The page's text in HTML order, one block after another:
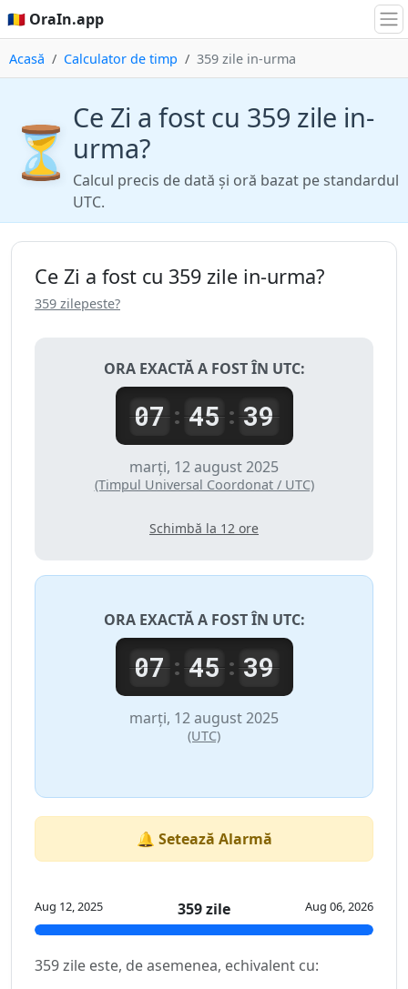
🇷🇴 OraIn.app
Acasă Calculator de timp 359 zile in-urma
⏳ Ce Zi a fost cu 359 zile in-
urma?
Calcul precis de dată și oră bazat pe standardul
UTC.
Ce Zi a fost cu 359 zile in-urma?
359 zilepeste?
ORA EXACTĂ A FOST ÎN UTC:
07: 45: 39
marți, 12 august 2025
(Timpul Universal Coordonat / UTC)
Schimbă la 12 ore
ORA EXACTĂ A FOST ÎN UTC:
07: 45: 39
marți, 12 august 2025
(UTC)
🔔 Setează Alarmă
Aug 12, 2025 359 zile Aug 06, 2026
359 zile este, de asemenea, echivalent cu: